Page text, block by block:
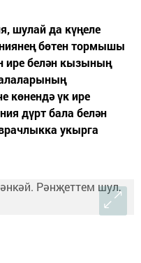
шулай да күңеле
бөтен тормышы
ире белән кызының
көнендә үк ире
дүрт бала белән
укырга